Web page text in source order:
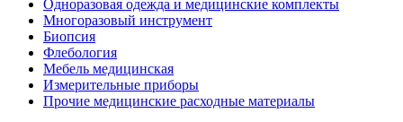
Одноразовая одежда и медицинские комплекты
Многоразовый инструмент
Биопсия
Флебология
Мебель медицинская
Измерительные приборы
Прочие медицинские расходные материалы